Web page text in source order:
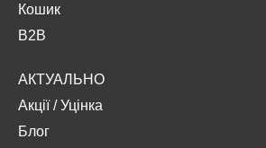
Кошик
B2B
АКТУАЛЬНО
Акції/Уцінка
Блог